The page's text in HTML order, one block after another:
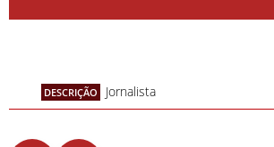
DESCRIÇÃO Jornalista